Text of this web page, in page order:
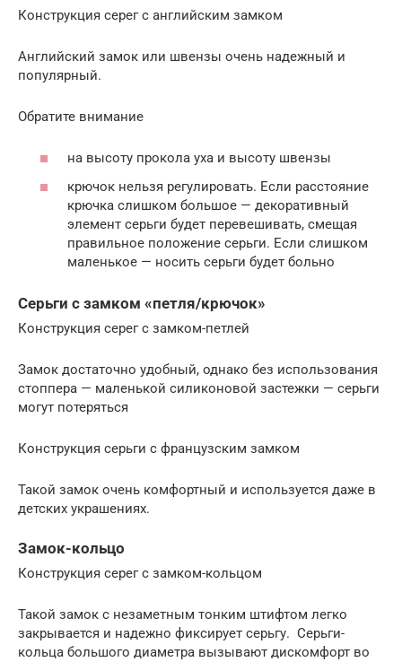
Конструкция серег с английским замком
Английский замок или швензы очень надежный и
популярный.
Обратите внимание
на высоту прокола уха и высоту швензы
крючок нельзя регулировать. Если расстояние
крючка слишком большое — декоративный
элемент серьги будет перевешивать, смещая
правильное положение серьги. Если слишком
маленькое — носить серьги будет больно
Серьги с замком «петля/крючок»
Конструкция серег с замком-петлей
Замок достаточно удобный, однако без использования
стоппера — маленькой силиконовой застежки — серьги
могут потеряться
Конструкция серьги с французским замком
Такой замок очень комфортный и используется даже в
детских украшениях.
Замок-кольцо
Конструкция серег с замком-кольцом
Такой замок с незаметным тонким штифтом легко
закрывается и надежно фиксирует серьгу. Серьги-
кольца большого диаметра вызывают дискомфорт во